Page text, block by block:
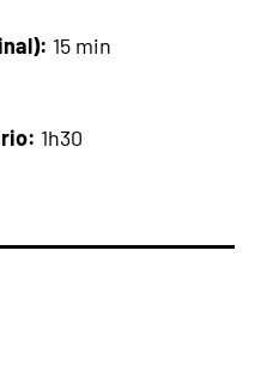
15 min
1h30